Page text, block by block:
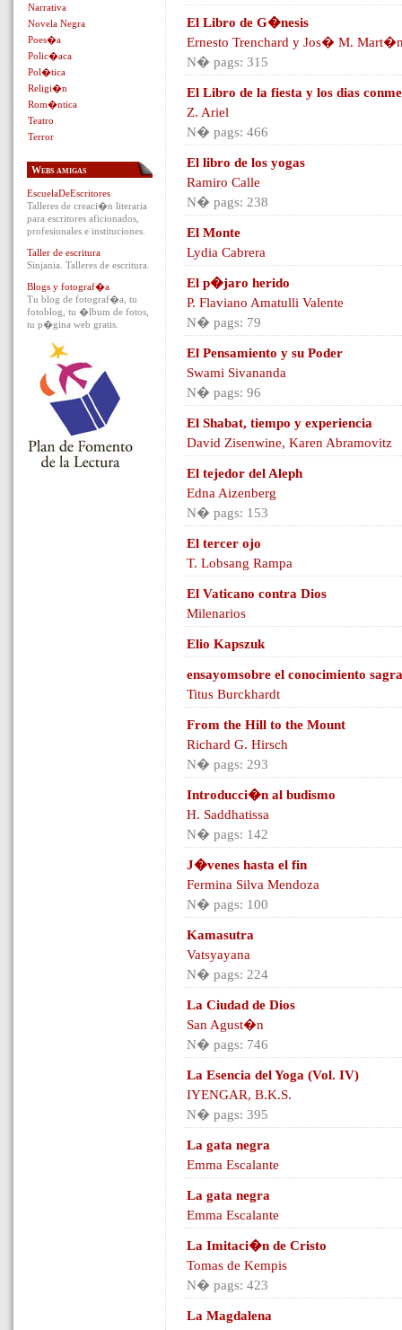
El Libro de G�nesis
Ernesto Trenchard y Jos� M.
N� pags: 315
El Libro de la fiesta y los dias
Z. Ariel
N� pags: 466
El libro de los yogas
Ramiro Calle
N� pags: 238
El Monte
Lydia Cabrera
El p�jaro herido
P. Flaviano Amatulli Valente
N� pags: 79
El Pensamiento y su Poder
Swami Sivananda
N� pags: 96
El Shabat, tiempo y experiencia
David Zisenwine, Karen Abramovitz
El tejedor del Aleph
Edna Aizenberg
N� pags: 153
El tercer ojo
T. Lobsang Rampa
El Vaticano contra Dios
Milenarios
Elio Kapszuk
ensayomsobre el conocimiento
Titus Burckhardt
From the Hill to the Mount
Richard G. Hirsch
N� pags: 293
Introducci�n al budismo
H. Saddhatissa
N� pags: 142
J�venes hasta el fin
Fermina Silva Mendoza
N� pags: 100
Kamasutra
Vatsyayana
N� pags: 224
La Ciudad de Dios
San Agust�n
N� pags: 746
La Esencia del Yoga (Vol. IV)
IYENGAR, B.K.S.
N� pags: 395
La gata negra
Emma Escalante
La gata negra
Emma Escalante
La Imitaci�n de Cristo
Tomas de Kempis
N� pags: 423
La Magdalena
Narrativa
Novela Negra
Poes�a
Polic�aca
Pol�tica
Religi�n
Rom�ntica
Teatro
Terror
Webs amigas
EscuelaDeEscritores
Talleres de creaci�n literaria
para escritores aficionados,
profesionales e instituciones.
Taller de escritura
Sinjania. Talleres de escritura.
Blogs y fotograf�a
Tu blog de fotograf�a, tu
fotoblog, tu �lbum de fotos,
tu p�gina web gratis.